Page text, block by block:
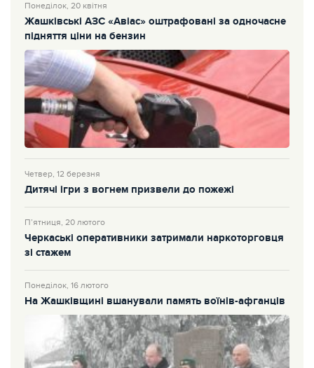
Понеділок, 20 квітня
Жашківські АЗС «Авіас» оштрафовані за одночасне
підняття ціни на бензин
Четвер, 12 березня
Дитячі ігри з вогнем призвели до пожежі
П’ятниця, 20 лютого
Черкаські оперативники затримали наркоторговця
зі стажем
Понеділок, 16 лютого
На Жашківщині вшанували память воїнів-афганців